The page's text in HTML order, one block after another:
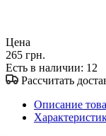
Цена
265 грн.
Есть в наличии: 12
Рассчитать
Описание